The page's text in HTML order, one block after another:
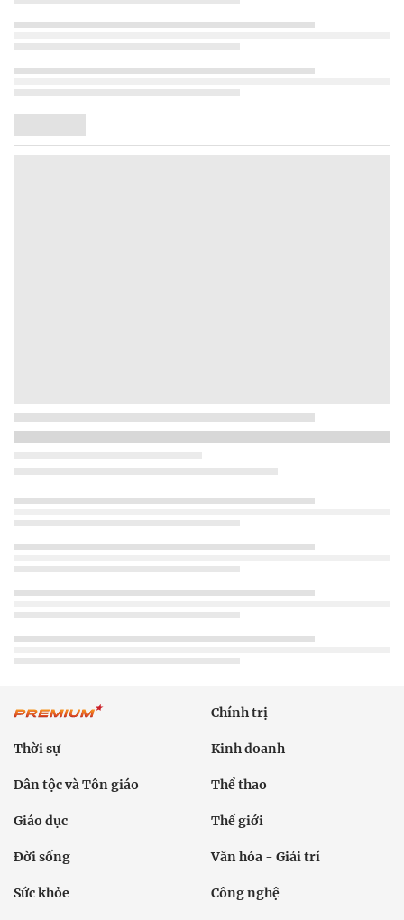
Chính trị
Thời sự Kinh doanh
Dân tộc và Tôn giáo Thể thao
Giáo dục Thế giới
Đời sống Văn hóa - Giải trí
Sức khỏe Công nghệ